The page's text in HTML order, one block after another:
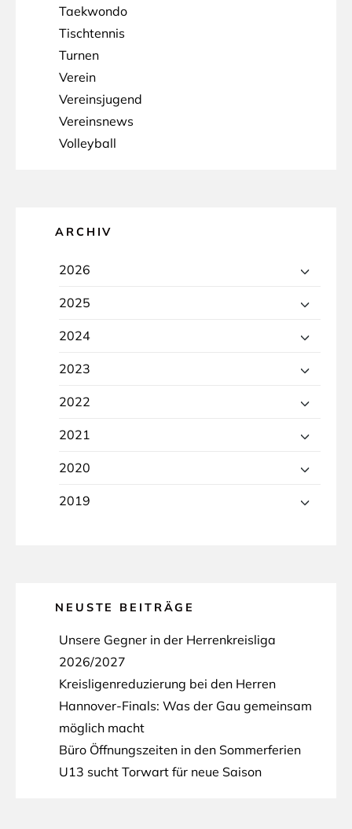
Taekwondo
Tischtennis
Turnen
Verein
Vereinsjugend
Vereinsnews
Volleyball
ARCHIV
2026
2025
2024
2023
2022
2021
2020
2019
NEUSTE BEITRÄGE
Unsere Gegner in der Herrenkreisliga
2026/2027
Kreisligenreduzierung bei den Herren
Hannover-Finals: Was der Gau gemeinsam
möglich macht
Büro Öffnungszeiten in den Sommerferien
U13 sucht Torwart für neue Saison